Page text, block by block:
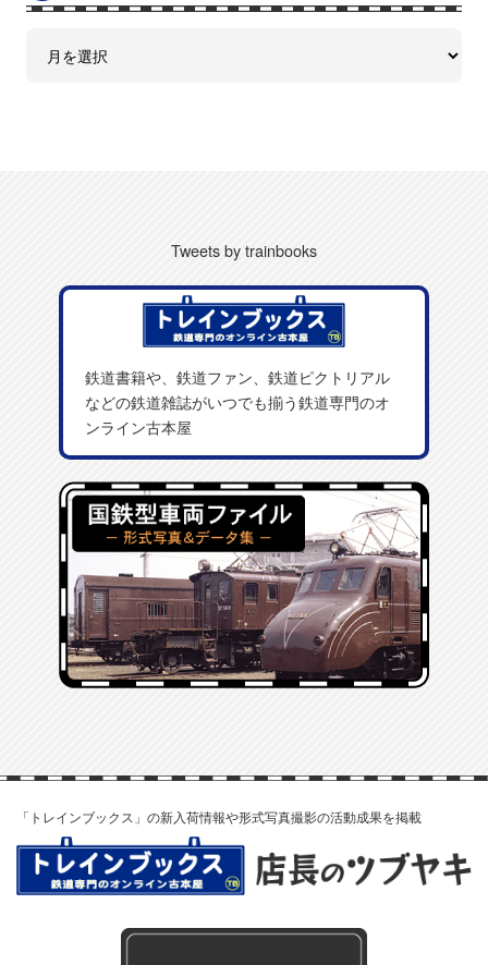
Tweets by trainbooks
鉄道書籍や、鉄道ファン、鉄道ピクトリアル
などの鉄道雑誌がいつでも揃う鉄道専門のオ
ンライン古本屋
「トレインブックス」の新入荷情報や形式写真撮影の活動成果を掲載